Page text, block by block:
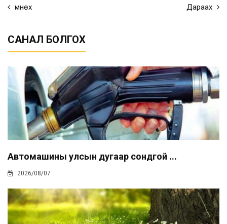
Өмнөх Дараах
САНАЛ БОЛГОХ
Автомашины улсын дугаар сондгой ...
2026/08/07